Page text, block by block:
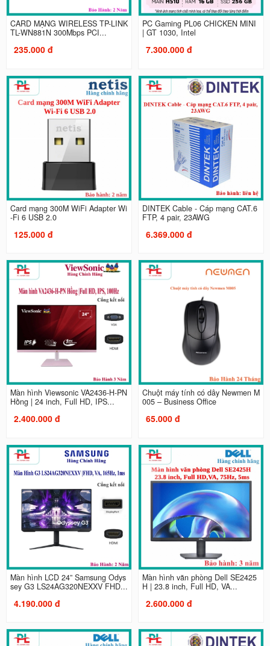
CARD MẠNG WIRELESS TP-LINK
TL-WN881N 300Mbps PCI...
235.000 đ
PC Gaming PL06 CHICKEN MINI
| GT 1030, Intel
7.300.000 đ
Card mạng 300M WiFi Adapter Wi
-Fi 6 USB 2.0
125.000 đ
DINTEK Cable - Cáp mạng CAT.6
FTP, 4 pair, 23AWG
6.369.000 đ
Màn hình Viewsonic VA2436-H-PN
Hồng | 24 inch, Full HD, IPS...
2.400.000 đ
Chuột máy tính có dây Newmen M
005 – Business Office
65.000 đ
Màn hình LCD 24” Samsung Odys
sey G3 LS24AG320NEXXV FHD...
4.190.000 đ
Màn hình văn phòng Dell SE2425
H | 23.8 inch, Full HD, VA...
2.600.000 đ